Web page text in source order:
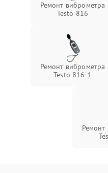
Ремонт виброметра
Testo 816
Ремонт виброметра
Testo 816-1
Ремонт